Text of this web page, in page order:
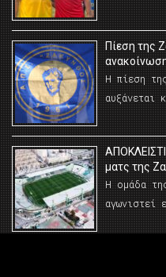
Πίεση της
Η πίεση
αυξάνεται
ματς της
Η ομάδα
αγωνιστεί